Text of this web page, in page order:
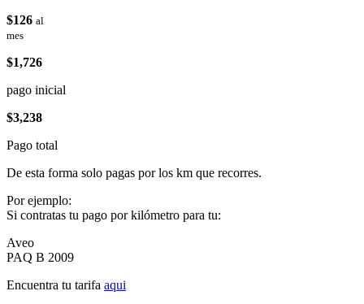
$126 al
mes
$1,726
pago inicial
$3,238
Pago total
De esta forma solo pagas por los km que recorres.
Por ejemplo:
Si contratas tu pago por kilómetro para tu:
Aveo
PAQ B 2009
Encuentra tu tarifa aqui